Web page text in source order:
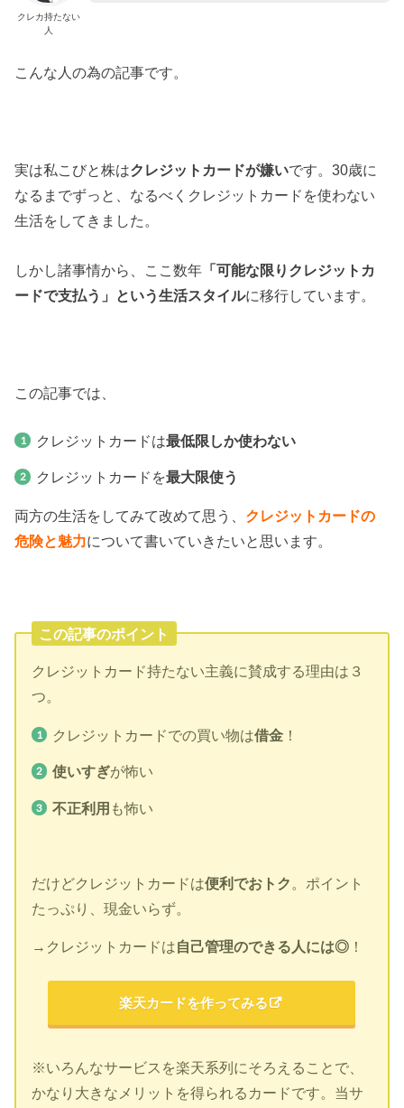
クレカ持たない
人
こんな人の為の記事です。
実は私こびと株はクレジットカードが嫌いです。30歳に
なるまでずっと、なるべくクレジットカードを使わない
生活をしてきました。
しかし諸事情から、ここ数年 「可能な限りクレジットカ
ードで支払う」という生活スタイルに移行しています。
この記事では、
クレジットカードは最低限しか使わない
クレジットカードを最大限使う
両方の生活をしてみて改めて思う、 クレジットカードの
危険と魅力について書いていきたいと思います。
この記事のポイント
クレジットカード持たない主義に賛成する理由は３
つ。
クレジットカードでの買い物は借金 ！
使いすぎが怖い
不正利用 も怖い
だけどクレジットカードは便利でおトク 。ポイント
たっぷり、現金いらず。
→クレジットカードは自己管理のできる人には◎ ！
楽天カードを作ってみる
※いろんなサービスを楽天系列にそろえることで、
かなり大きなメリットを得られるカードです。当サ